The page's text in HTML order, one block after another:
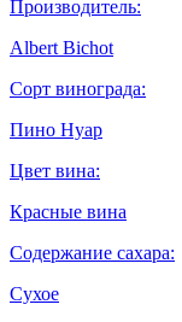
Производитель:
Albert Bichot
Сорт винограда:
Пино Нуар
Цвет вина:
Красные вина
Содержание сахара:
Сухое